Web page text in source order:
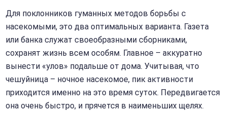
Для поклонников гуманных методов борьбы с
насекомыми, это два оптимальных варианта. Газета
или банка служат своеобразными сборниками,
сохранят жизнь всем особям. Главное – аккуратно
вынести «улов» подальше от дома. Учитывая, что
чешуйница – ночное насекомое, пик активности
приходится именно на это время суток. Передвигается
она очень быстро, и прячется в наименьших щелях.